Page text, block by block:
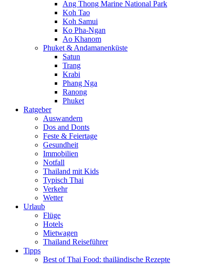
Ang Thong Marine National Park
Koh Tao
Koh Samui
Ko Pha-Ngan
Ao Khanom
Phuket & Andamanenküste
Satun
Trang
Krabi
Phang Nga
Ranong
Phuket
Ratgeber
Auswandern
Dos and Donts
Feste & Feiertage
Gesundheit
Immobilien
Notfall
Thailand mit Kids
Typisch Thai
Verkehr
Wetter
Urlaub
Flüge
Hotels
Mietwagen
Thailand Reiseführer
Tipps
Best of Thai Food: thailändische Rezepte